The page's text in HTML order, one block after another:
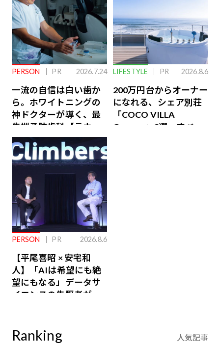
PERSON PR 2026.7.24
一流の自信は白い歯か
ら。ホワイトニングの
神ドクターが導く、最
先端予防歯科【ラウン
ジ会員特典あり】
LIFESTYLE PR 2026.8.6
200万円台からオーナー
になれる、シェア別荘
「COCO VILLA
Owners」3選。すべて
PERSON PR 2026.8.6
【平尾喜昭 × 安宅和
人】「AIは希望にも絶
望にもなる」データサ
イエンスの先駆者が語
Ranking 人気記事